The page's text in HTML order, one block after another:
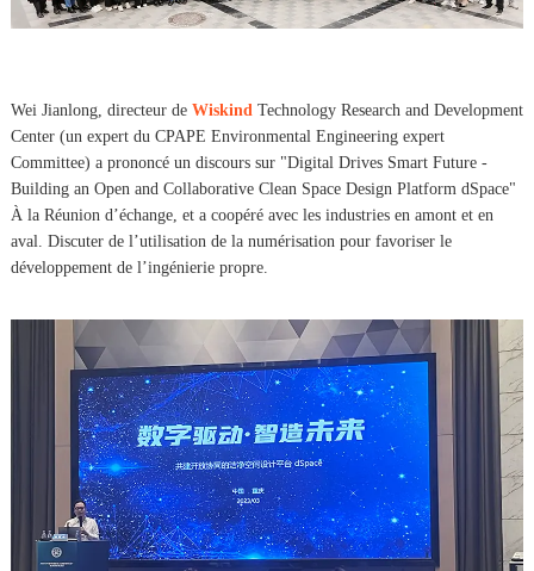
Wei Jianlong, directeur de Wiskind Technology Research and Development
Center (un expert du CPAPE Environmental Engineering expert
Committee) a prononcé un discours sur "Digital Drives Smart Future -
Building an Open and Collaborative Clean Space Design Platform dSpace"
À la Réunion d’échange, et a coopéré avec les industries en amont et en
aval. Discuter de l’utilisation de la numérisation pour favoriser le
développement de l’ingénierie propre.